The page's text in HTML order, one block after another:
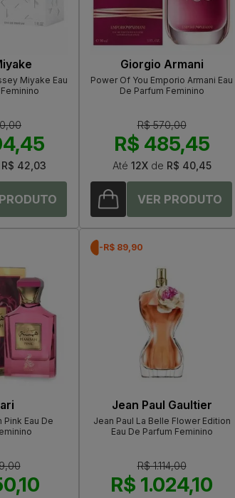
Miyake Eau
R$ 42,03
Giorgio Armani
Power Of You Emporio Armani Eau
De Parfum Feminino
R$ 570,00
R$ 485,45
Até 12Xde R$ 40,45
Pink Eau De
-R$ 89,90
Jean Paul Gaultier
Jean Paul La Belle Flower Edition
Eau De Parfum Feminino
R$ 1.114,00
R$ 1.024,10